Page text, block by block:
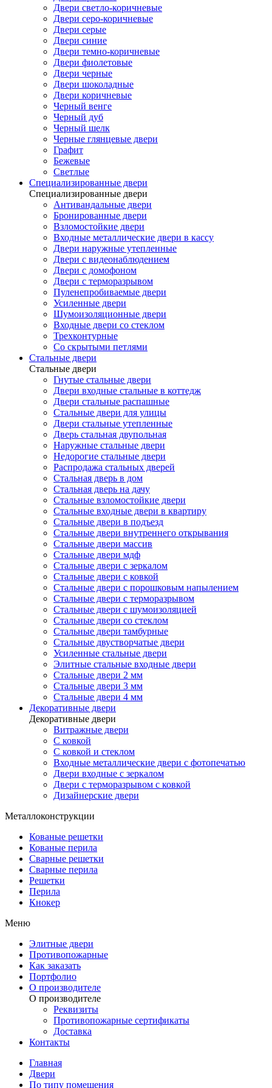
Двери светло-коричневые
Двери серо-коричневые
Двери серые
Двери синие
Двери темно-коричневые
Двери фиолетовые
Двери черные
Двери шоколадные
Двери коричневые
Черный венге
Черный дуб
Черный шелк
Черные глянцевые двери
Графит
Бежевые
Светлые
Специализированные двери
Специализированные двери
Антивандальные двери
Бронированные двери
Взломостойкие двери
Входные металлические двери в кассу
Двери наружные утепленные
Двери с видеонаблюдением
Двери с домофоном
Двери с терморазрывом
Пуленепробиваемые двери
Усиленные двери
Шумоизоляционные двери
Входные двери со стеклом
Трехконтурные
Со скрытыми петлями
Стальные двери
Стальные двери
Гнутые стальные двери
Двери входные стальные в коттедж
Двери стальные распашные
Стальные двери для улицы
Двери стальные утепленные
Дверь стальная двупольная
Наружные стальные двери
Недорогие стальные двери
Распродажа стальных дверей
Стальная дверь в дом
Стальная дверь на дачу
Стальные взломостойкие двери
Стальные входные двери в квартиру
Стальные двери в подъезд
Стальные двери внутреннего открывания
Стальные двери массив
Стальные двери мдф
Стальные двери с зеркалом
Стальные двери с ковкой
Стальные двери с порошковым напылением
Стальные двери с терморазрывом
Стальные двери с шумоизоляцией
Стальные двери со стеклом
Стальные двери тамбурные
Стальные двустворчатые двери
Усиленные стальные двери
Элитные стальные входные двери
Стальные двери 2 мм
Стальные двери 3 мм
Стальные двери 4 мм
Декоративные двери
Декоративные двери
Витражные двери
С ковкой
С ковкой и стеклом
Входные металлические двери с фотопечатью
Двери входные с зеркалом
Двери с терморазрывом с ковкой
Дизайнерские двери
Металлоконструкции
Кованые решетки
Кованые перила
Сварные решетки
Сварные перила
Решетки
Перила
Кнокер
Меню
Элитные двери
Противопожарные
Как заказать
Портфолио
О производителе
О производителе
Реквизиты
Противопожарные сертификаты
Доставка
Контакты
Главная
Двери
По типу помещения